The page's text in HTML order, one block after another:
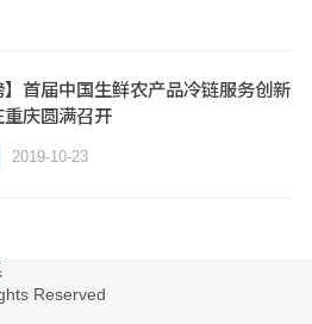
】首届中国生鲜农产品冷链服务创新
重庆圆满召开
2019-10-23
Reserved